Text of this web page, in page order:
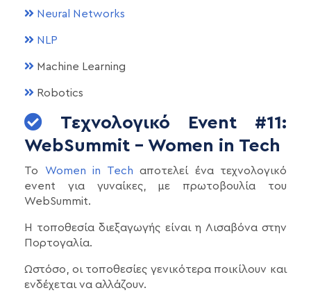
Neural Networks
NLP
Machine Learning
Robotics
Τεχνολογικό Event #11:
WebSummit - Women in Tech
Το Women in Tech αποτελεί ένα τεχνολογικό
event για γυναίκες, με πρωτοβουλία του
WebSummit.
Η τοποθεσία διεξαγωγής είναι η Λισαβόνα στην
Πορτογαλία.
Ωστόσο, οι τοποθεσίες γενικότερα ποικίλουν και
ενδέχεται να αλλάζουν.